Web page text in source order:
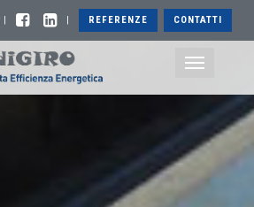
REFERENZE CONTATTI
Toggle